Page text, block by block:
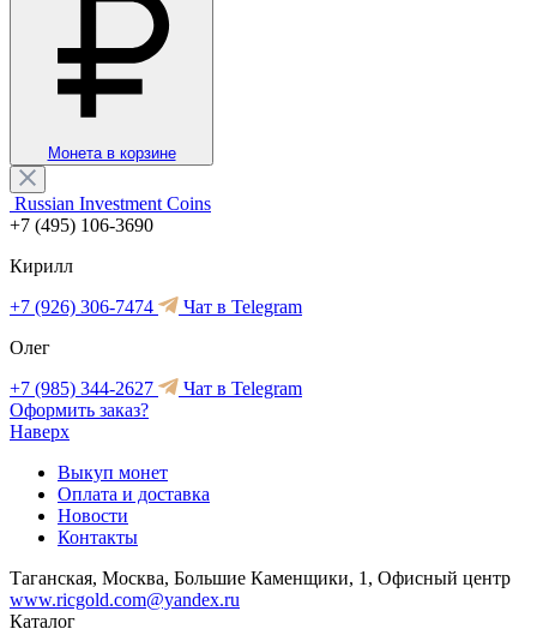
Монета в корзине
Russian Investment Coins
+7 (495) 106-3690
Кирилл
+7 (926) 306-7474
Чат в Telegram
Олег
+7 (985) 344-2627
Чат в Telegram
Оформить заказ?
Наверх
Выкуп монет
Оплата и доставка
Новости
Контакты
Таганская, Москва, Большие Каменщики, 1, Офисный центр
www.ricgold.com@yandex.ru
Каталог